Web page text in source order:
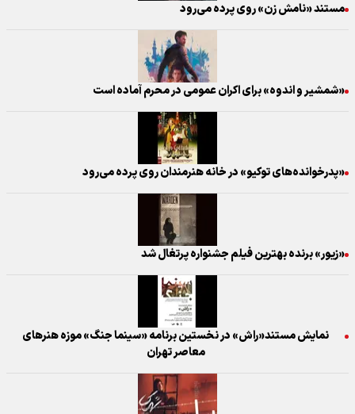
مستند «نامش زن» روی پرده می‌رود
«شمشیر و اندوه» برای اکران عمومی در محرم آماده است
«پدرخوانده‌های توکیو» ‏در خانه هنرمندان روی پرده می‌رود
«زیور» برنده بهترین فیلم جشنواره پرتغال شد
نمایش مستند«راش» در نخستین برنامه «سینما جنگ» موزه هنرهای
معاصر تهران